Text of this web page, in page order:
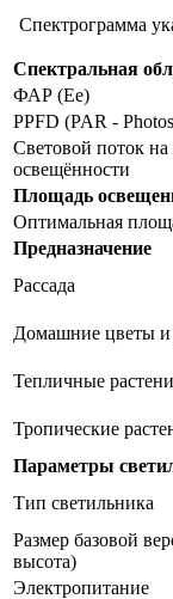
Спектрограмма
Спектральная
ФАР (Ee)
PPFD (PAR -
Световой поток
освещённости
Площадь
Оптимальная
Предназначение
Рассада
Домашние цветы и
Тепличные
Тропические
Параметры
Тип светильника
Размер базовой
высота)
Электропитание